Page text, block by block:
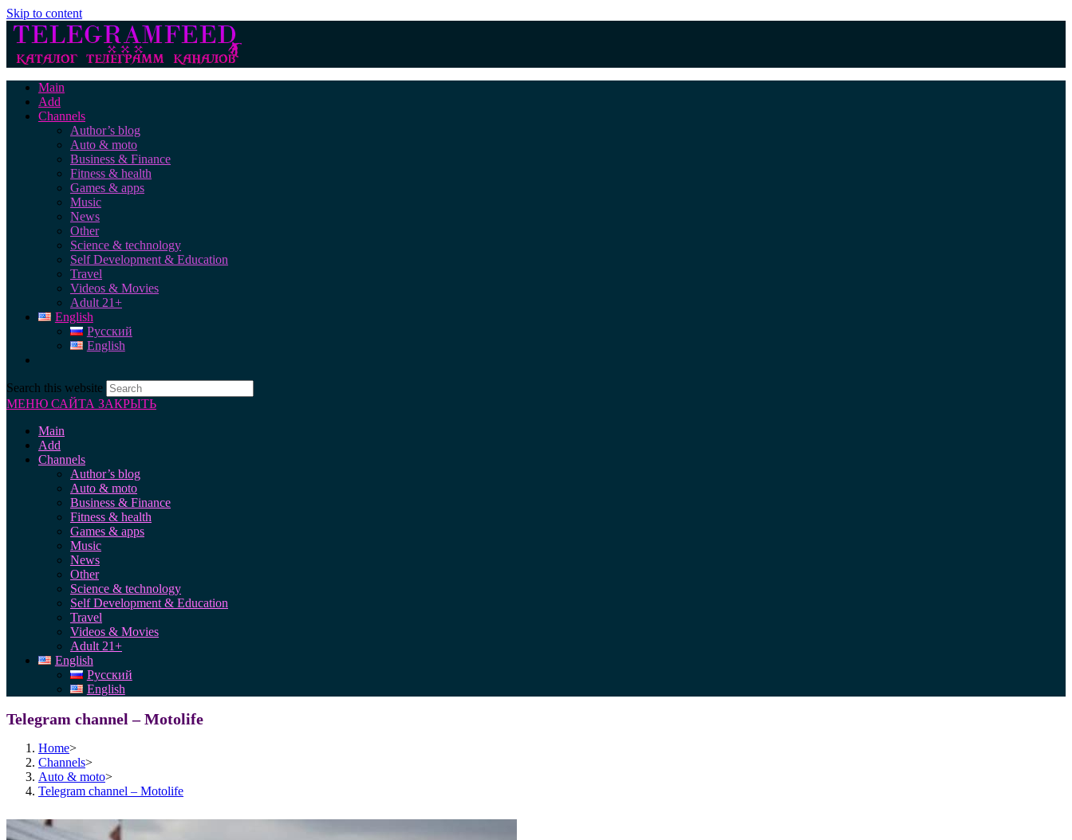
Skip to content
Main
Add
Channels
Author’s blog
Auto & moto
Business & Finance
Fitness & health
Games & apps
Music
News
Other
Science & technology
Self Development & Education
Travel
Videos & Movies
Adult 21+
English
Русский
English
Search this website
МЕНЮ САЙТА ЗАКРЫТЬ
Main
Add
Channels
Author’s blog
Auto & moto
Business & Finance
Fitness & health
Games & apps
Music
News
Other
Science & technology
Self Development & Education
Travel
Videos & Movies
Adult 21+
English
Русский
English
Telegram channel – Motolife
Home>
Channels>
Auto & moto>
Telegram channel – Motolife